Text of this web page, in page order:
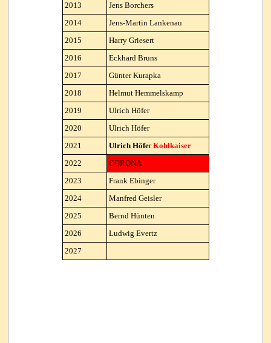
2013
Jens Borchers
2014
Jens-Martin Lankenau
2015
Harry Griesert
2016
Eckhard Bruns
2017
Günter Kurapka
2018
Helmut Hemmelskamp
2019
Ulrich Höfer
2020
Ulrich Höfer
2021
Ulrich Höfer Kohlkaiser
2022
CORONA
2023
Frank Ebinger
2024
Manfred Geisler
2025
Bernd Hünten
2026
Ludwig Evertz
2027